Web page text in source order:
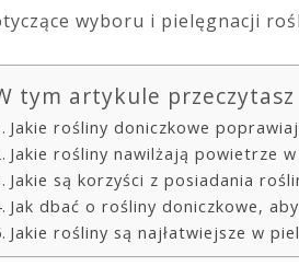
wyboru i pielęgnacji
tym artykule przeczytasz
Jakie rośliny doniczkowe
Jakie rośliny nawilżają powietrze
Jakie są korzyści z posiadania
Jak dbać o rośliny doniczkowe,
Jakie rośliny są najłatwiejsze w